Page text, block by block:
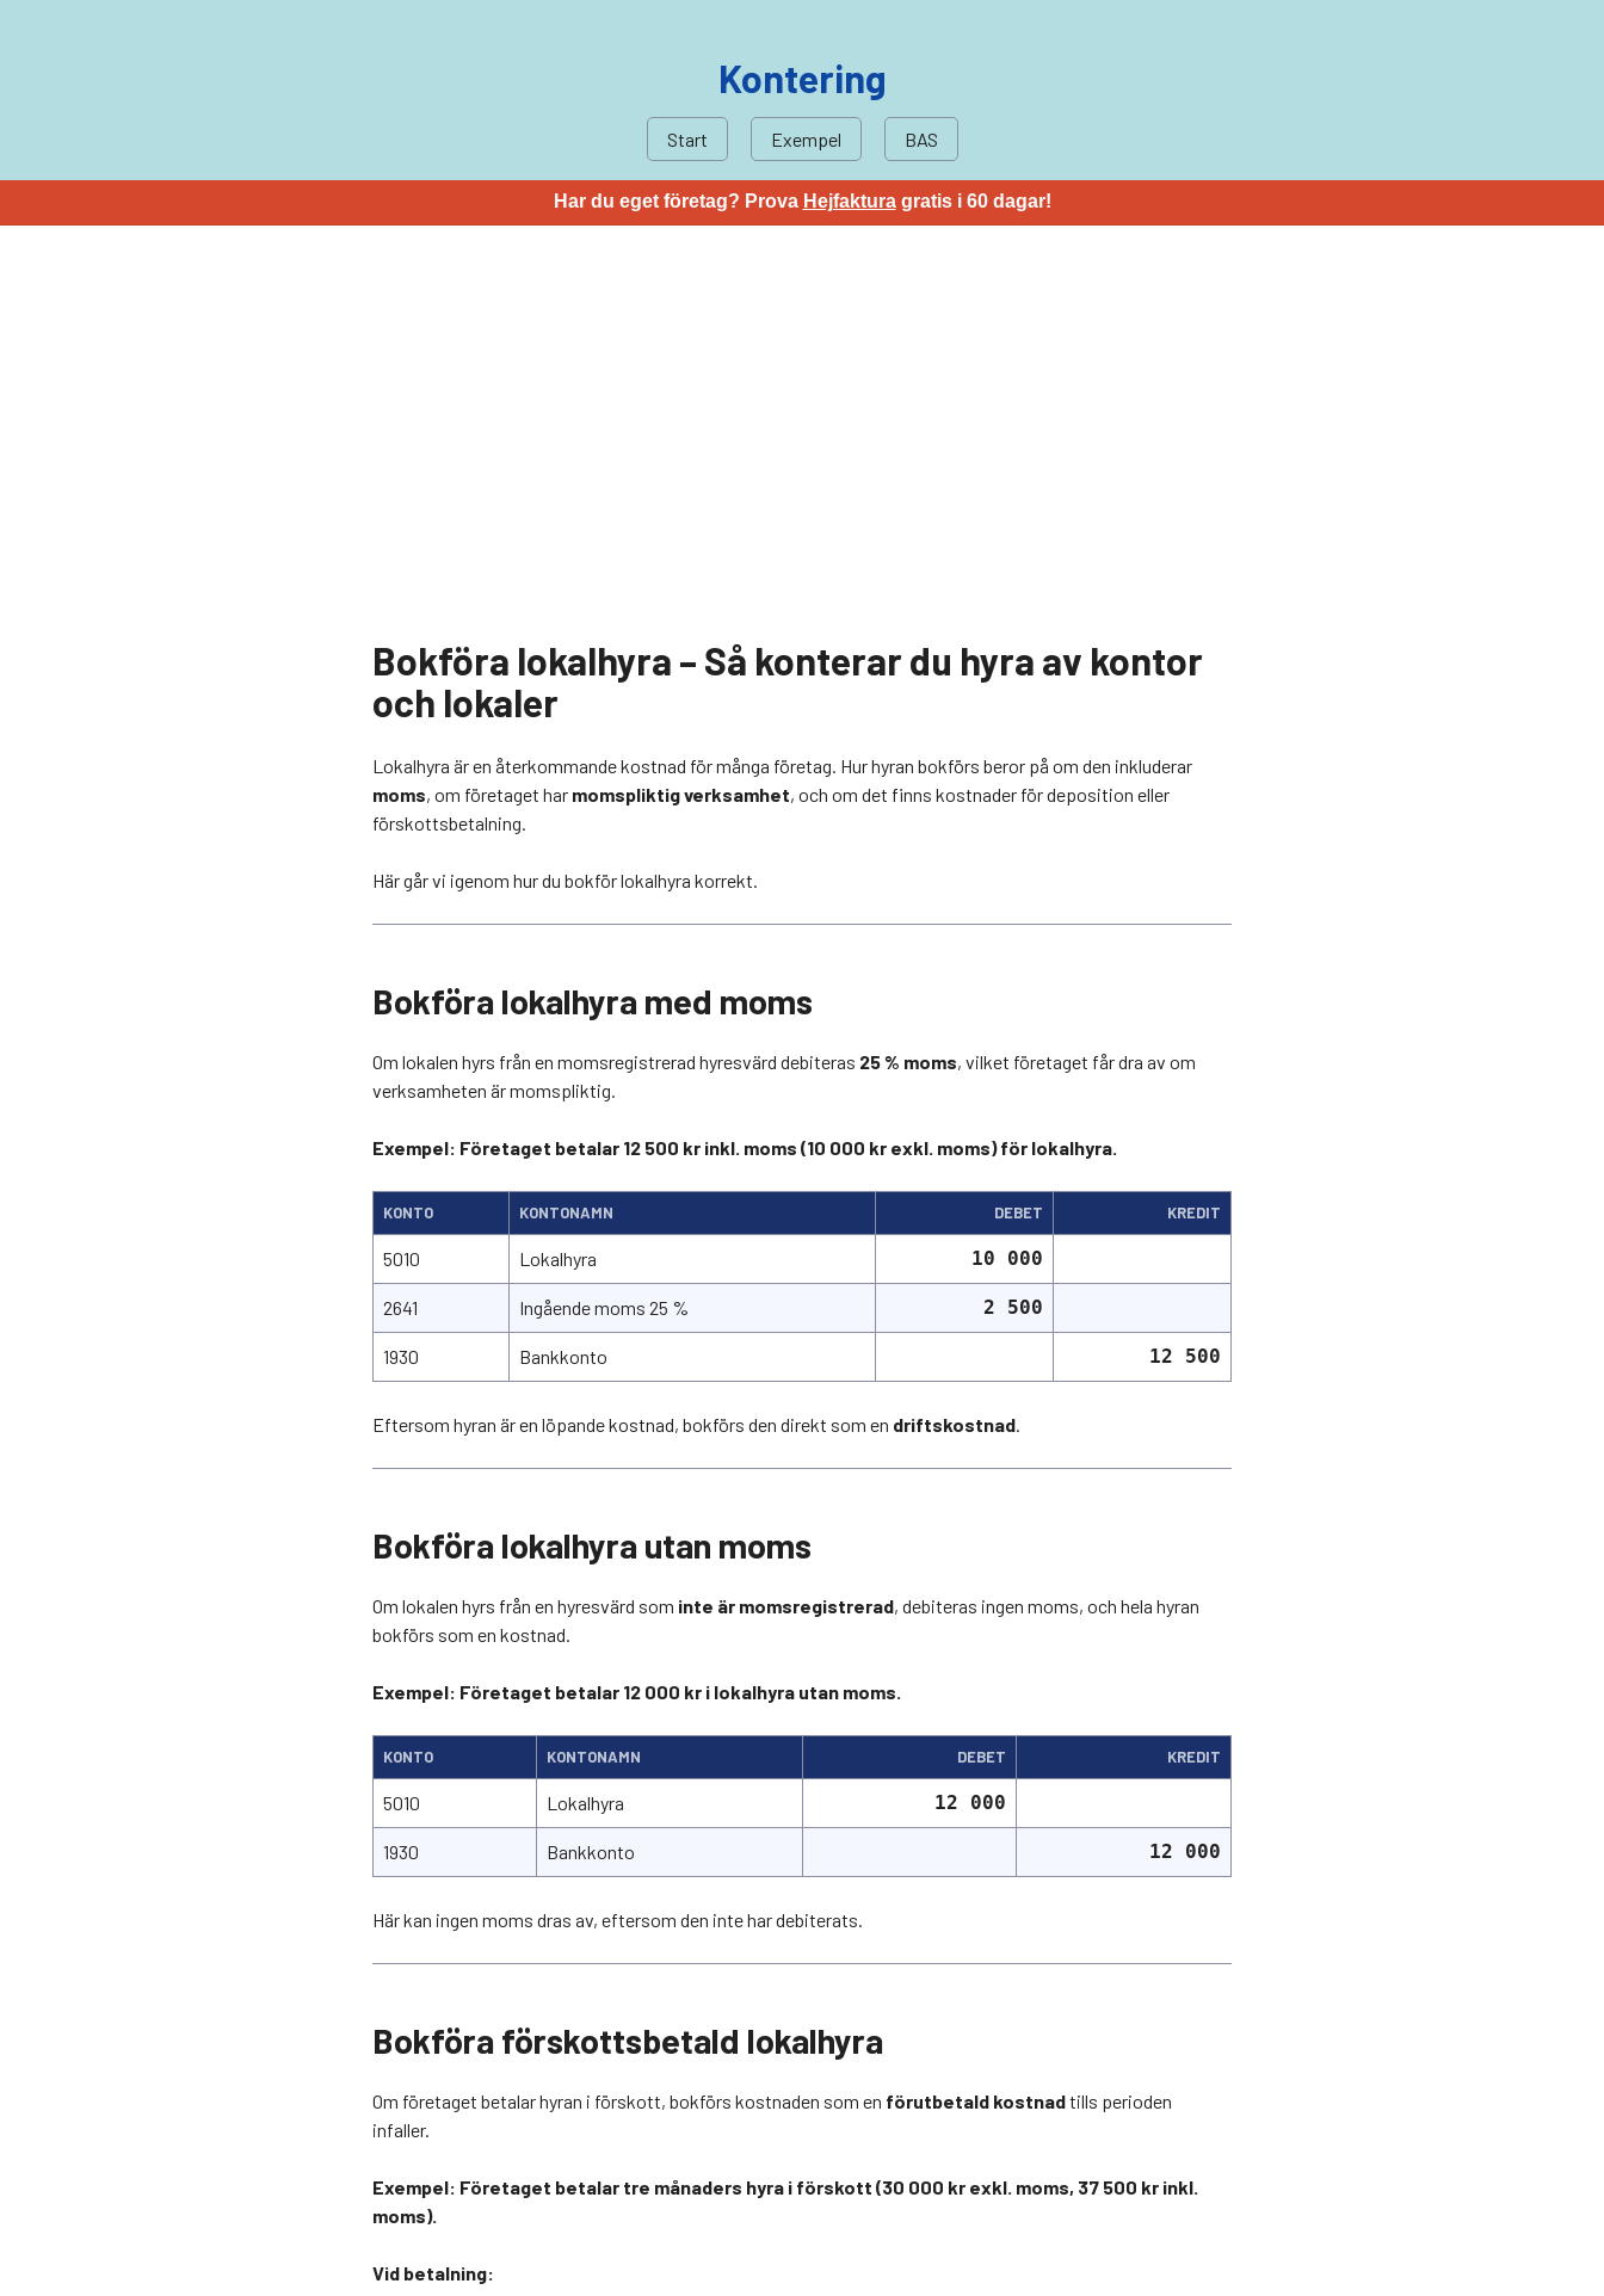
Kontering
Start Exempel BAS
Har du eget företag? Prova Hejfakturagratis i 60 dagar!
Bokföra lokalhyra – Så konterar du hyra av kontor
och lokaler
Lokalhyra är en återkommande kostnad för många företag. Hur hyran bokförs beror på om den inkluderar
moms, om företaget har momspliktig verksamhet, och om det finns kostnader för deposition eller
förskottsbetalning.
Här går vi igenom hur du bokför lokalhyra korrekt.
Bokföra lokalhyra med moms
Om lokalen hyrs från en momsregistrerad hyresvärd debiteras 25 % moms, vilket företaget får dra av om
verksamheten är momspliktig.
Exempel: Företaget betalar 12 500 kr inkl. moms (10 000 kr exkl. moms) för lokalhyra.
KONTO KONTONAMN DEBET KREDIT
5010 Lokalhyra 10 000
2641 Ingående moms 25 % 2 500
1930 Bankkonto 12 500
Eftersom hyran är en löpande kostnad, bokförs den direkt som en driftskostnad
Bokföra lokalhyra utan moms
Om lokalen hyrs från en hyresvärd som inte är momsregistrerad, debiteras ingen moms, och hela hyran
bokförs som en kostnad.
Exempel: Företaget betalar 12 000 kr i lokalhyra utan moms.
KONTO KONTONAMN DEBET KREDIT
5010 Lokalhyra 12 000
1930 Bankkonto 12 000
Här kan ingen moms dras av, eftersom den inte har debiterats.
Bokföra förskottsbetald lokalhyra
Om företaget betalar hyran i förskott, bokförs kostnaden som en förutbetald kostnadtills perioden
infaller.
Exempel: Företaget betalar tre månaders hyra i förskott (30 000 kr exkl. moms, 37 500 kr inkl.
moms).
Vid betalning: